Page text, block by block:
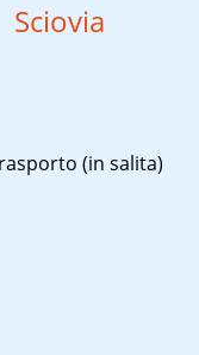
Sciovia
(in salita)